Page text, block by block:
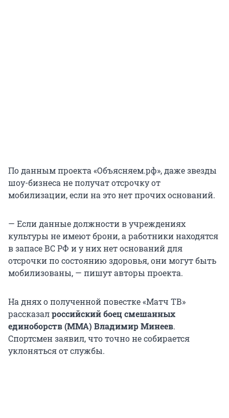
По данным проекта «Объясняем.рф», даже звезды
шоу-бизнеса не получат отсрочку от
мобилизации, если на это нет прочих оснований.
— Если данные должности в учреждениях
культуры не имеют брони, а работники находятся
в запасе ВС РФ и у них нет оснований для
отсрочки по состоянию здоровья, они могут быть
мобилизованы, — пишут авторы проекта.
На днях о полученной повестке «Матч ТВ»
рассказалроссийский боец смешанных
единоборств (MMA) Владимир Минеев.
Спортсмен заявил, что точно не собирается
уклоняться от службы.